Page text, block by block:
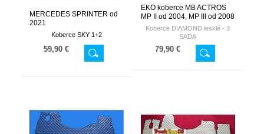
MERCEDES SPRINTER od
2021
Koberce SKY 1+2
59,90 €
EKO koberce MB ACTROS
MP II od 2004, MP III od 2008
neodpružené sedadlo
Koberce DIAMOND lesklé - 3
SADA
79,90 €